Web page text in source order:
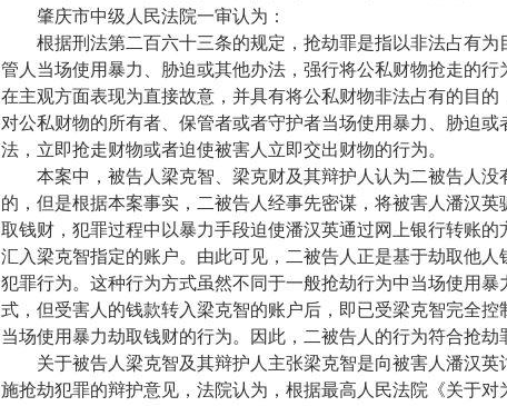
肇庆市中级人民法院一审认为：
根据刑法第二百六十三条的规定，抢劫罪是指以非法占有为
管人当场使用暴力、胁迫或其他办法，强行将公私财物抢走的行
在主观方面表现为直接故意，并具有将公私财物非法占有的目的
对公私财物的所有者、保管者或者守护者当场使用暴力、胁迫
法，立即抢走财物或者迫使被害人立即交出财物的行为。
本案中，被告人梁克智、梁克财及其辩护人认为二被告人没
的，但是根据本案事实，二被告人经事先密谋，将被害人潘汉英
取钱财，犯罪过程中以暴力手段迫使潘汉英通过网上银行转账的
汇入梁克智指定的账户。由此可见，二被告人正是基于劫取他人
犯罪行为。这种行为方式虽然不同于一般抢劫行为中当场使用
式，但受害人的钱款转入梁克智的账户后，即已受梁克智完全
当场使用暴力劫取钱财的行为。因此，二被告人的行为符合抢劫
关于被告人梁克智及其辩护人主张梁克智是向被害人潘汉英
施抢劫犯罪的辩护意见，法院认为，根据最高人民法院《关于对